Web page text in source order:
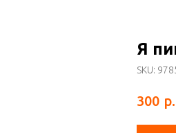
Я
SKU:
300 р.